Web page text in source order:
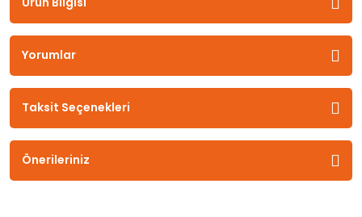
Yorumlar
Taksit Seçenekleri
Önerileriniz